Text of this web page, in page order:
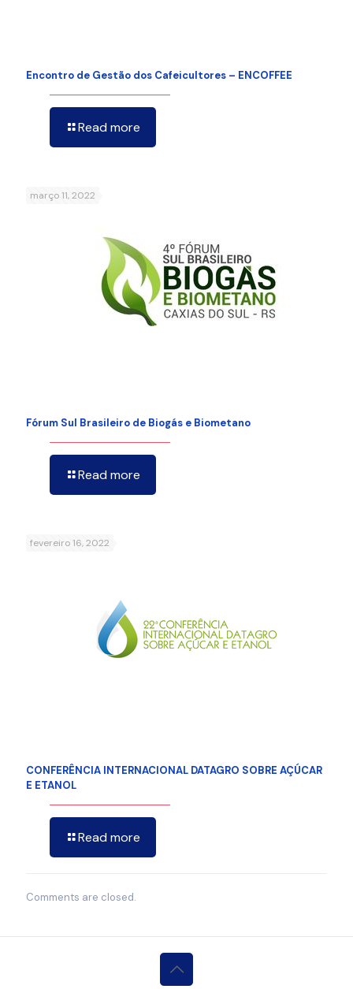
Encontro de Gestão dos Cafeicultores – ENCOFFEE
Read more
março 11, 2022
Fórum Sul Brasileiro de Biogás e Biometano
Read more
fevereiro 16, 2022
CONFERÊNCIA INTERNACIONAL DATAGRO SOBRE AÇÚCAR
E ETANOL
Read more
Comments are closed.